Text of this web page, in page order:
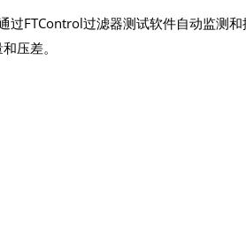
过FTControl过滤器测试软件自动监测和
压差。